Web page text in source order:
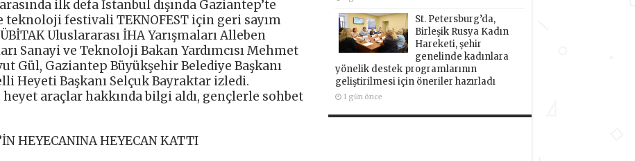
ilk defa İstanbul dışında Gaziantep’te
teknoloji festivali TEKNOFEST için geri sayım
Uluslararası İHA Yarışmaları Alleben
Sanayi ve Teknoloji Bakan Yardımcısı Mehmet
Gül, Gaziantep Büyükşehir Belediye Başkanı
Heyeti Başkanı Selçuk Bayraktar izledi.
heyet araçlar hakkında bilgi aldı, gençlerle sohbet
HEYECANINA HEYECAN KATTI
St. Petersburg’da,
Birleşik Rusya Kadın
Hareketi, şehir
genelinde kadınlara
yönelik destek programlarının
geliştirilmesi için öneriler hazırladı
1 gün önce